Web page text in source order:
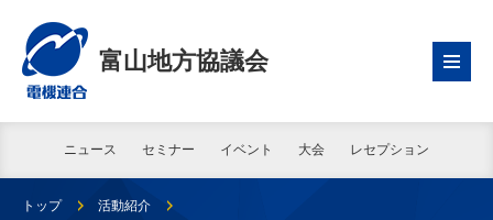
富山地方協議会
ニュース セミナー イベント 大会 レセプション
トップ
活動紹介